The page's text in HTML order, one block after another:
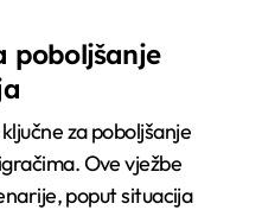
poboljšanje
za poboljšanje
Ove vježbe
poput situacija